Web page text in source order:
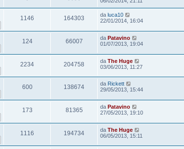
1146 164303 da luca10
22/01/2014, 16:04
124 66007 da Patavino
01/07/2013, 19:04
2234 204758 da The Huge
03/06/2013, 11:27
600 138674 da Rickett
29/05/2013, 15:44
173 81365 da Patavino
27/05/2013, 19:10
1116 194734 da The Huge
06/05/2013, 15:11